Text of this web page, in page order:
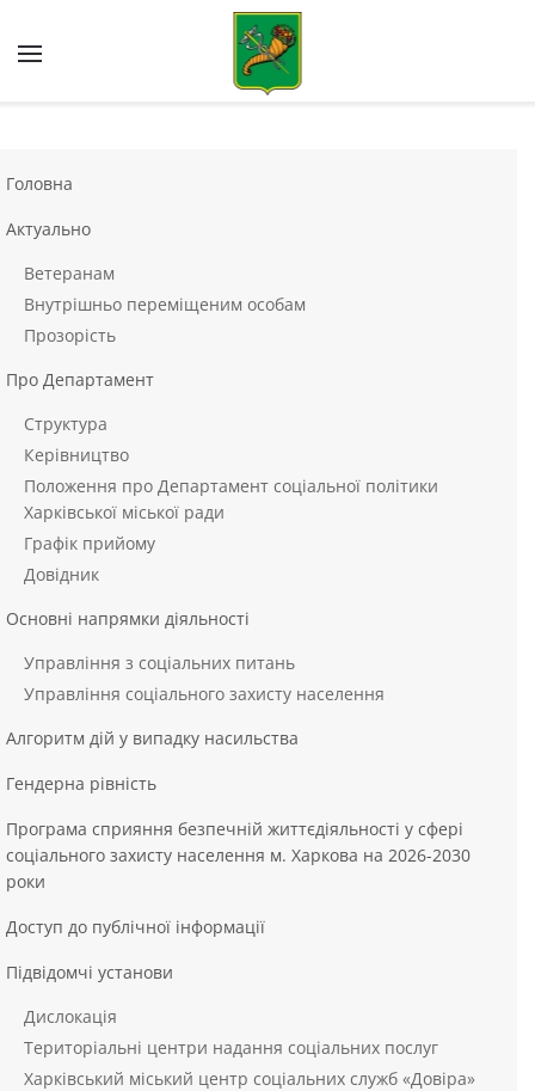
Skip to main content
Головна
Актуально
Ветеранам
Внутрішньо переміщеним особам
Прозорість
Про Департамент
Структура
Керівництво
Положення про Департамент соціальної політики
Харківської міської ради
Графік прийому
Довідник
Основні напрямки діяльності
Управління з соціальних питань
Управління соціального захисту населення
Алгоритм дій у випадку насильства
Гендерна рівність
Програма сприяння безпечній життєдіяльності у сфері
соціального захисту населення м. Харкова на 2026-2030
роки
Доступ до публічної інформації
Підвідомчі установи
Дислокація
Територіальні центри надання соціальних послуг
Харківський міський центр соціальних служб «Довіра»